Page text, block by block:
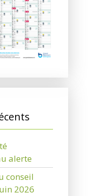
alerte
conseil
2026